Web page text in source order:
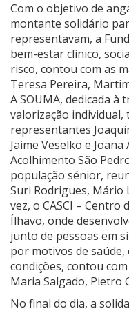
Com o objetivo de
montante solidário
representavam, a
bem-estar clínico,
risco, contou com as
Teresa Pereira,
A SOUMA, dedicada à
valorização individual,
representantes
Jaime Veselko e
Acolhimento São
população sénior,
Suri Rodrigues, Mário
vez, o CASCI – Centro
Ílhavo, onde
junto de pessoas em
por motivos de
condições, contou
Maria Salgado, Pietro
No final do dia, a